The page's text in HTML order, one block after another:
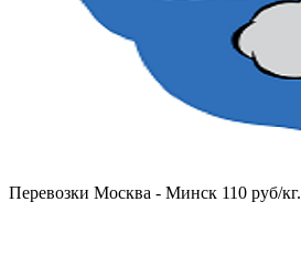
Перевозки Москва - Минск 110 руб/кг.